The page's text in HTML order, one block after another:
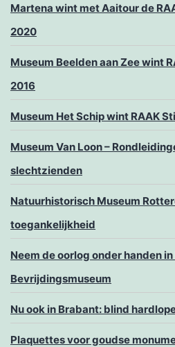
Martena wint met Aaitour de
2020
Museum Beelden aan Zee wint
2016
Museum Het Schip wint RAAK
Museum Van Loon –
slechtzienden
Natuurhistorisch Museum
toegankelijkheid
Neem de oorlog onder handen
Bevrijdingsmuseum
Nu ook in Brabant: blind
Plaquettes voor goudse